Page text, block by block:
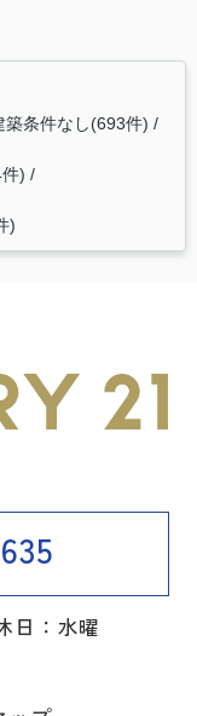
築条件なし(693件)
)
)
日：水曜